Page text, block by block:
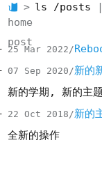
ls /posts
home
post
25 Mar 2022
07 Sep 2020 新的
新的学期, 新的主题
22 Oct 2018 新的
全新的操作